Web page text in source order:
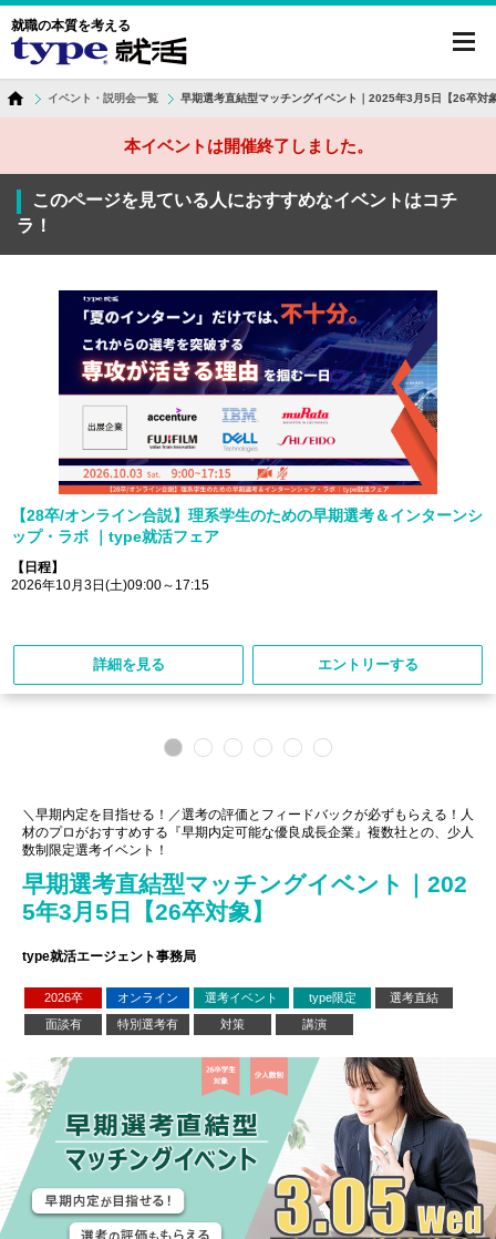
就職の本質を考える
イベント・説明会一覧 早期選考直結型マッチングイベント｜2025年3月5日【26卒対
本イベントは開催終了しました。
このページを見ている人におすすめなイベントはコチ
ラ！
【28卒/オンライン合説】理系学生のための早期選考＆インターンシ
ップ・ラボ ｜type就活フェア
【日程】
2026年10月3日(土)09:00～17:15
詳細を見る エントリーする
＼早期内定を目指せる！／選考の評価とフィードバックが必ずもらえる！人
材のプロがおすすめする『早期内定可能な優良成長企業』複数社との、少人
数制限定選考イベント！
早期選考直結型マッチングイベント｜202
5年3月5日【26卒対象】
type就活エージェント事務局
2026卒 オンライン 選考イベント type限定
選考直結
面談有
特別選考有 対策 講演